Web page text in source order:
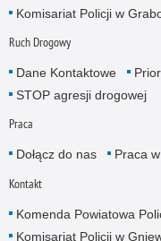
Komisariat Policji w
Ruch Drogowy
Dane Kontaktowe
STOP agresji drogowej
Praca
Dołącz do nas Praca
Kontakt
Komenda Powiatowa
Komisariat Policji w